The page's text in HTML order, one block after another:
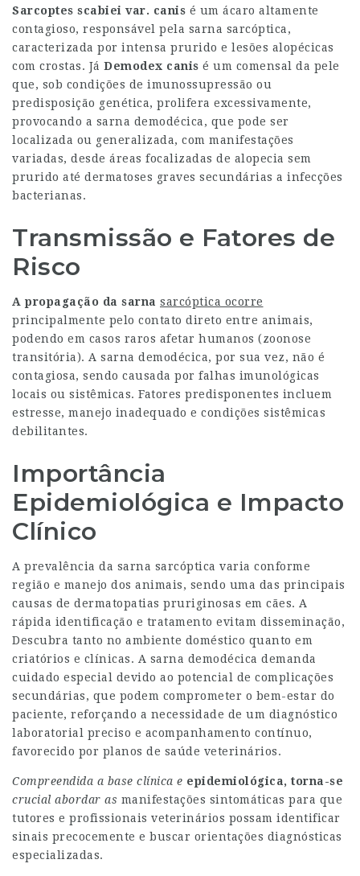
Sarcoptes scabiei var. canis é um ácaro altamente
contagioso, responsável pela sarna sarcóptica,
caracterizada por intensa prurido e lesões alopécicas
com crostas. Já Demodex canis é um comensal da pele
que, sob condições de imunossupressão ou
predisposição genética, prolifera excessivamente,
provocando a sarna demodécica, que pode ser
localizada ou generalizada, com manifestações
variadas, desde áreas focalizadas de alopecia sem
prurido até dermatoses graves secundárias a infecções
bacterianas.
Transmissão e Fatores de
Risco
A propagação da sarna sarcóptica ocorre
principalmente pelo contato direto entre animais,
podendo em casos raros afetar humanos (zoonose
transitória). A sarna demodécica, por sua vez, não é
contagiosa, sendo causada por falhas imunológicas
locais ou sistêmicas. Fatores predisponentes incluem
estresse, manejo inadequado e condições sistêmicas
debilitantes.
Importância
Epidemiológica e Impacto
Clínico
A prevalência da sarna sarcóptica varia conforme
região e manejo dos animais, sendo uma das principais
causas de dermatopatias pruriginosas em cães. A
rápida identificação e tratamento evitam disseminação,
Descubra tanto no ambiente doméstico quanto em
criatórios e clínicas. A sarna demodécica demanda
cuidado especial devido ao potencial de complicações
secundárias, que podem comprometer o bem-estar do
paciente, reforçando a necessidade de um diagnóstico
laboratorial preciso e acompanhamento contínuo,
favorecido por planos de saúde veterinários.
Compreendida a base clínica e epidemiológica, torna-se
crucial abordar as manifestações sintomáticas para que
tutores e profissionais veterinários possam identificar
sinais precocemente e buscar orientações diagnósticas
especializadas.